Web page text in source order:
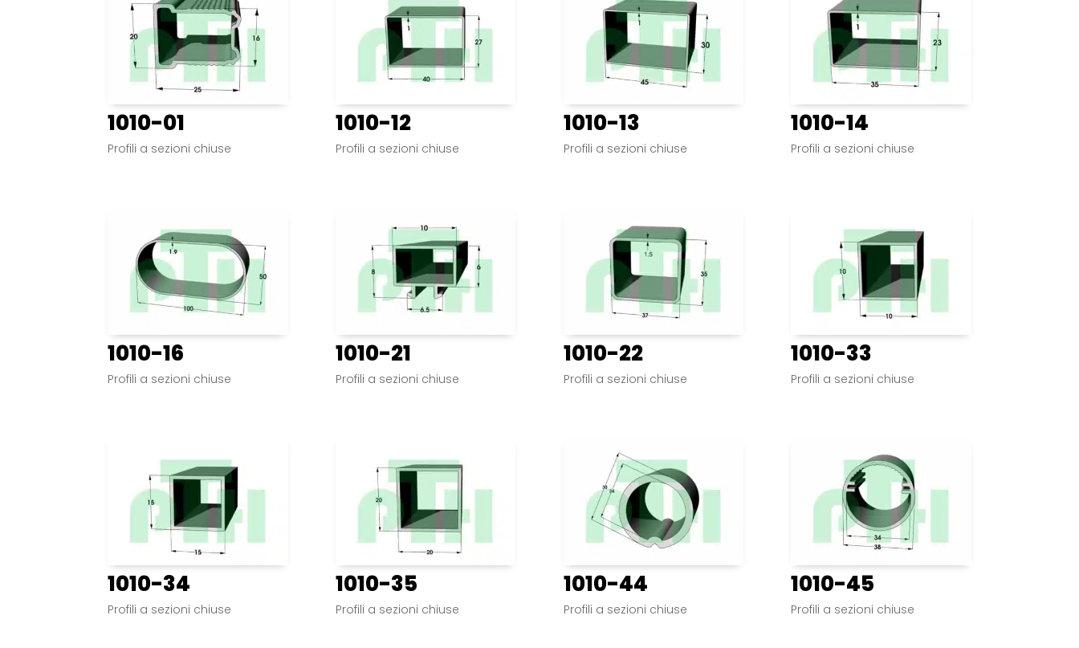
1010-01
Profili a sezioni chiuse
1010-12
Profili a sezioni chiuse
1010-13
Profili a sezioni chiuse
1010-14
Profili a sezioni chiuse
1010-16
Profili a sezioni chiuse
1010-21
Profili a sezioni chiuse
1010-22
Profili a sezioni chiuse
1010-33
Profili a sezioni chiuse
1010-34
Profili a sezioni chiuse
1010-35
Profili a sezioni chiuse
1010-44
Profili a sezioni chiuse
1010-45
Profili a sezioni chiuse